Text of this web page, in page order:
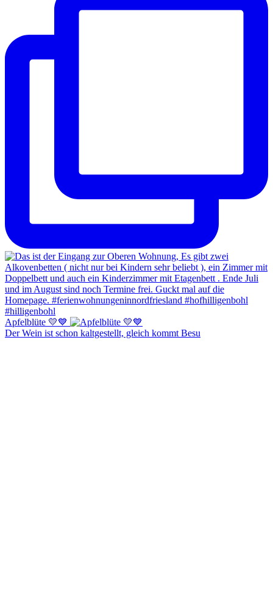
Apfelblüte 💛💙
Der Wein ist schon kaltgestellt, gleich kommt Besu